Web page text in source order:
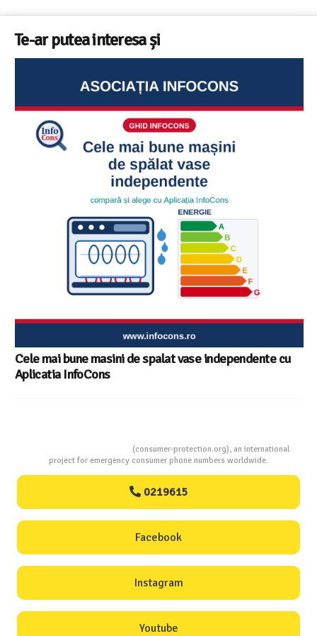
Te-ar putea interesa și
cu
Ghid InfoCons – Cum sa alegi masina de spalat
(consumer-protection.org), an international
project for emergency consumer phone numbers worldwide.
0219615
Facebook
Instagram
Youtube